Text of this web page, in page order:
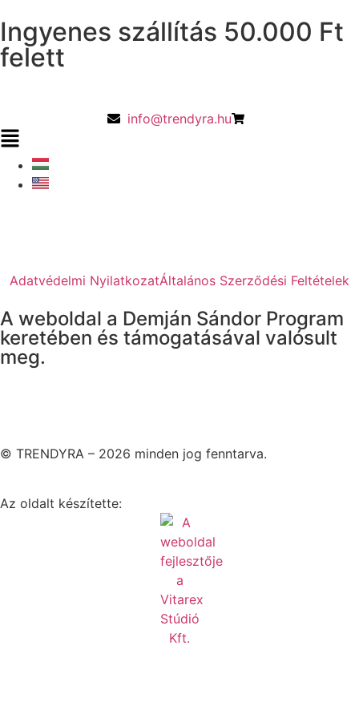
Ingyenes szállítás 50.000 Ft
felett
info@trendyra.hu
Adatvédelmi NyilatkozatÁltalános Szerződési Feltételek
A weboldal a Demján Sándor Program
keretében és támogatásával valósult
meg.
© TRENDYRA – 2026 minden jog fenntarva.
Az oldalt készítette: